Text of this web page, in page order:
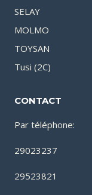
SELAY
MOLMO
TOYSAN
Tusi (2C)
CONTACT
Par téléphone:
29023237
29523821